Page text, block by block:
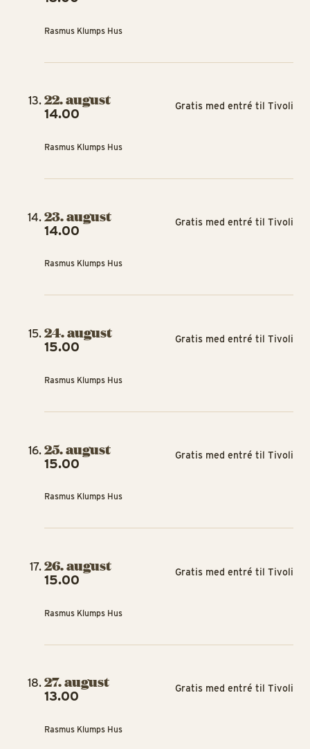
Rasmus Klumps Hus
22. august
14.00
Rasmus Klumps Hus
Gratis med entré til Tivoli
23. august
14.00
Rasmus Klumps Hus
Gratis med entré til Tivoli
24. august
15.00
Rasmus Klumps Hus
Gratis med entré til Tivoli
25. august
15.00
Rasmus Klumps Hus
Gratis med entré til Tivoli
26. august
15.00
Rasmus Klumps Hus
Gratis med entré til Tivoli
27. august
13.00
Rasmus Klumps Hus
Gratis med entré til Tivoli